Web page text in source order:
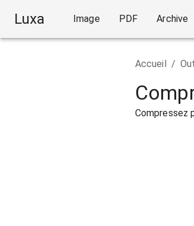
Luxa Image PDF Archive
Accueil /
Compressez